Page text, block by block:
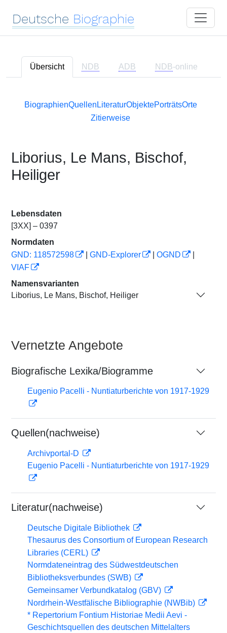
Deutsche Biographie
Übersicht NDB ADB NDB-online
BiographienQuellen LiteraturObjektePorträtsOrte
Zitierweise
Liborius, Le Mans, Bischof,
Heiliger
Lebensdaten
[3XX] – 0397
Normdaten
GND: 118572598
GND-Explorer OGND
VIAF
Namensvarianten
Liborius, Le Mans, Bischof, Heiliger
Vernetzte Angebote
Biografische Lexika/Biogramme
Eugenio Pacelli - Nuntiaturberichte von 1917-1929
Quellen(nachweise)
Archivportal-D
Eugenio Pacelli - Nuntiaturberichte von 1917-1929
Literatur(nachweise)
Deutsche Digitale Bibliothek
Thesaurus des Consortium of European Research
Libraries (CERL)
Normdateneintrag des Südwestdeutschen
Bibliotheksverbundes (SWB)
Gemeinsamer Verbundkatalog (GBV)
Nordrhein-Westfälische Bibliographie (NWBib)
* Repertorium Fontium Historiae Medii Aevi -
Geschichtsquellen des deutschen Mittelalters